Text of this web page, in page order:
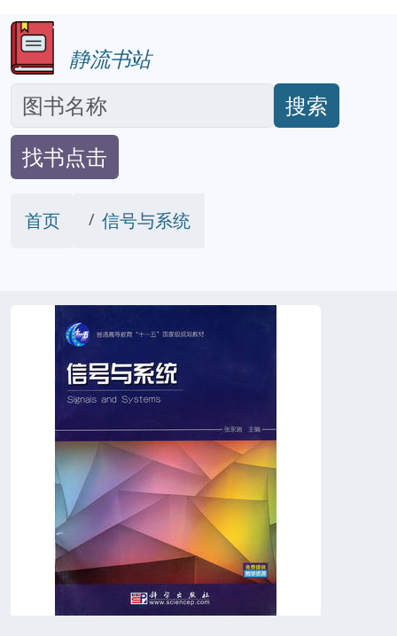
静流书站
搜索
找书点击
首页 信号与系统